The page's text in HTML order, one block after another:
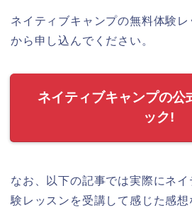
ネイティブキャンプの無料体験レ
から申し込んでください。
ネイティブキャンプの公
ック!
なお、以下の記事では実際にネ
験レッスンを受講して感じた感